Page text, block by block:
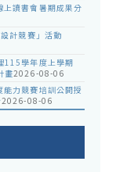
讀書會暑期成果分
計競賽」活動
115學年度上學期
畫2026-08-06
力競賽培訓公開授
2026-08-06